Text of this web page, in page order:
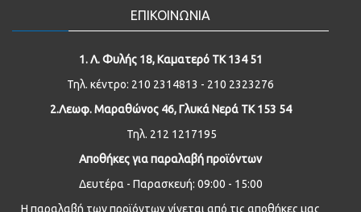
ΕΠΙΚΟΙΝΩΝΙΑ
1. Λ. Φυλής 18, Καματερό ΤΚ 134 51
Τηλ. κέντρο: 210 2314813 - 210 2323276
2.Λεωφ. Μαραθώνος 46, Γλυκά Νερά ΤΚ 153 54
Τηλ. 212 1217195
Αποθήκες για παραλαβή προϊόντων
Δευτέρα - Παρασκευή: 09:00 - 15:00
Η παραλαβή των προϊόντων γίνεται από τις αποθήκες μας